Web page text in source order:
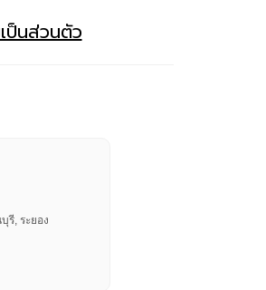
ป็นส่วนตัว
รี, ระยอง